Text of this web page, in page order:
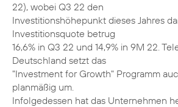
22), wobei Q3 22 den
Investitionshöhepunkt dieses Jahres
Investitionsquote betrug
16,6% in Q3 22 und 14,9% in 9M 22.
Deutschland setzt das
"Investment for Growth" Programm
planmäßig um.
Infolgedessen hat das Unternehmen